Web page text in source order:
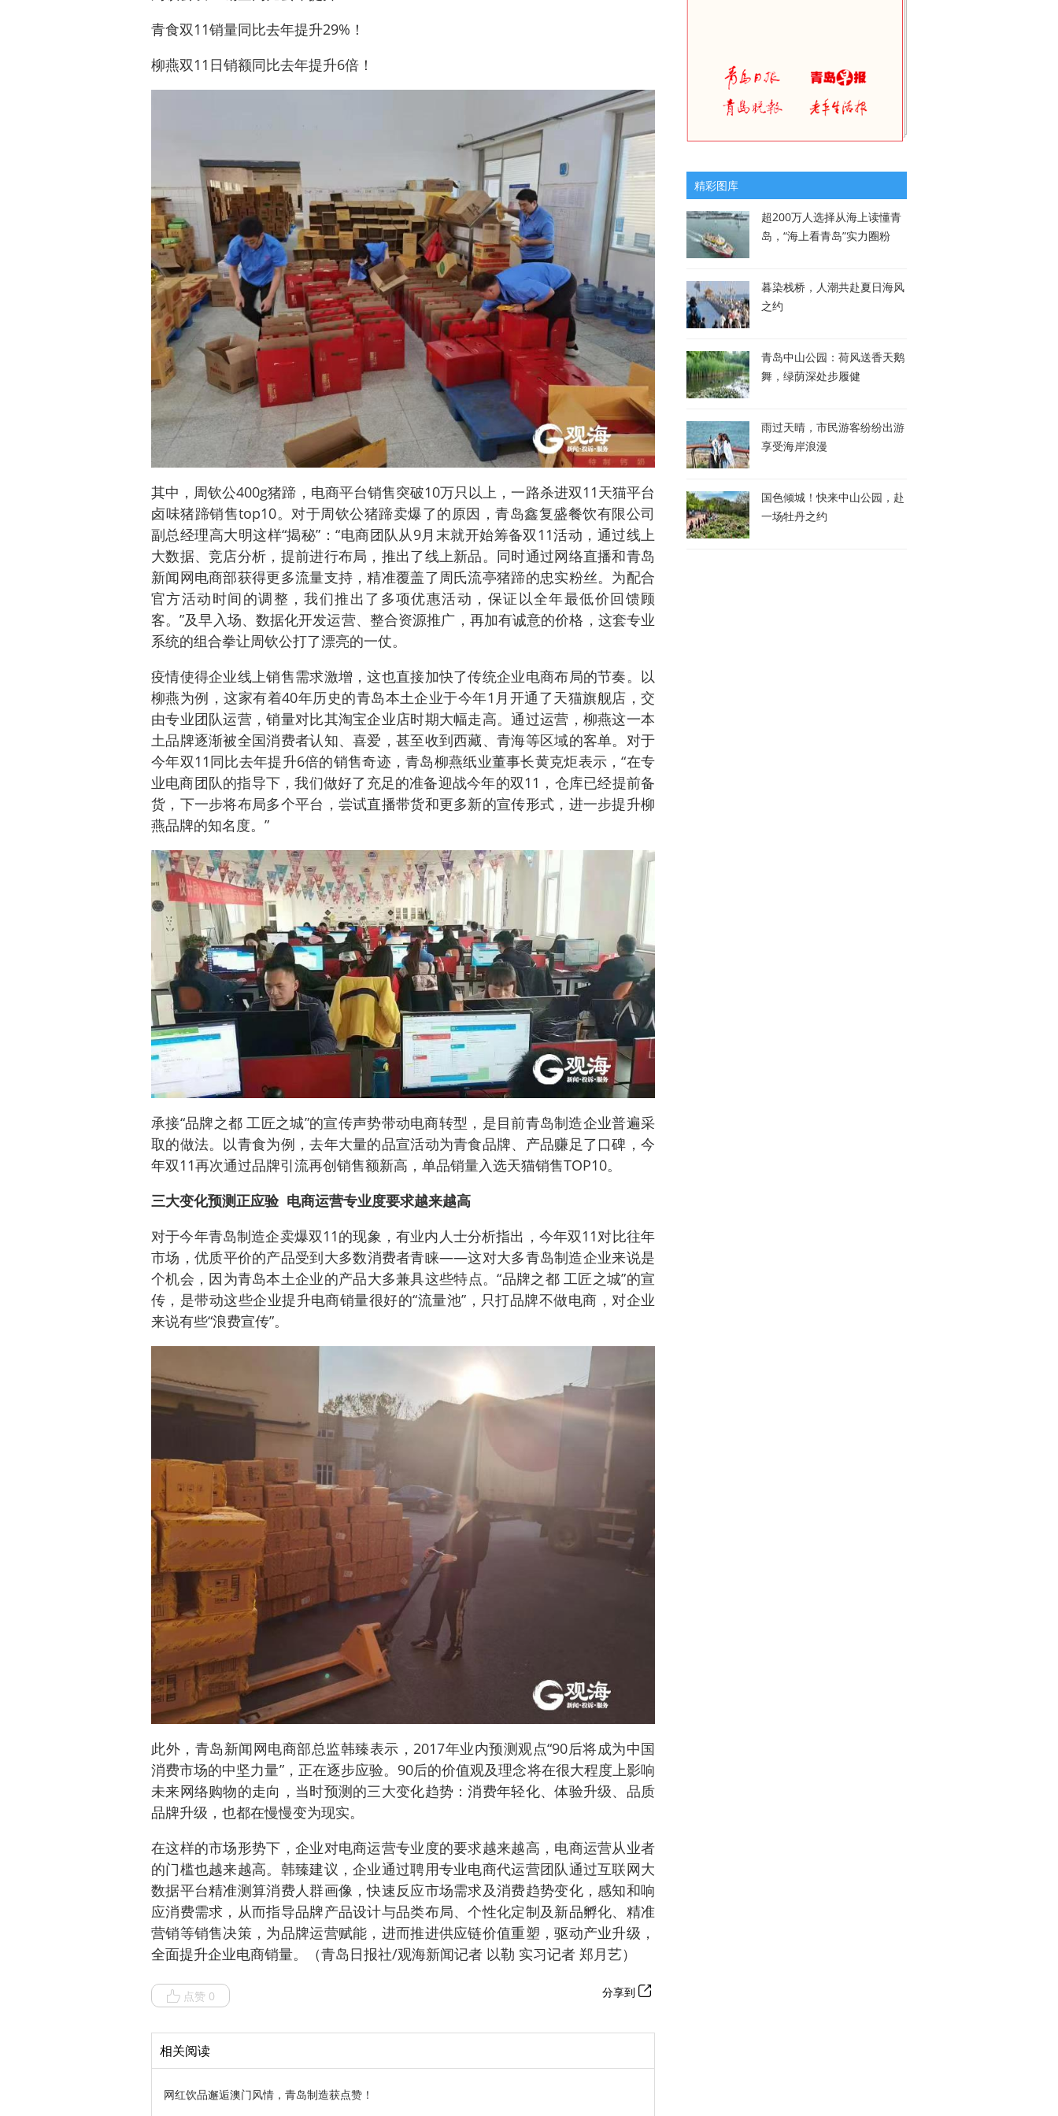
青食双11销量同比去年提升29%！
柳燕双11日销额同比去年提升6倍！
其中，周钦公400g猪蹄，电商平台销售突破10万只以上，一路杀进双11天猫平台
卤味猪蹄销售top10。对于周钦公猪蹄卖爆了的原因，青岛鑫复盛餐饮有限公司
副总经理高大明这样“揭秘”：“电商团队从9月末就开始筹备双11活动，通过线上
大数据、竞店分析，提前进行布局，推出了线上新品。同时通过网络直播和青岛
新闻网电商部获得更多流量支持，精准覆盖了周氏流亭猪蹄的忠实粉丝。为配合
官方活动时间的调整，我们推出了多项优惠活动，保证以全年最低价回馈顾
客。”及早入场、数据化开发运营、整合资源推广，再加有诚意的价格，这套专业
系统的组合拳让周钦公打了漂亮的一仗。
疫情使得企业线上销售需求激增，这也直接加快了传统企业电商布局的节奏。以
柳燕为例，这家有着40年历史的青岛本土企业于今年1月开通了天猫旗舰店，交
由专业团队运营，销量对比其淘宝企业店时期大幅走高。通过运营，柳燕这一本
土品牌逐渐被全国消费者认知、喜爱，甚至收到西藏、青海等区域的客单。对于
今年双11同比去年提升6倍的销售奇迹，青岛柳燕纸业董事长黄克炬表示，“在专
业电商团队的指导下，我们做好了充足的准备迎战今年的双11，仓库已经提前备
货，下一步将布局多个平台，尝试直播带货和更多新的宣传形式，进一步提升柳
燕品牌的知名度。”
承接“品牌之都 工匠之城”的宣传声势带动电商转型，是目前青岛制造企业普遍采
取的做法。以青食为例，去年大量的品宣活动为青食品牌、产品赚足了口碑，今
年双11再次通过品牌引流再创销售额新高，单品销量入选天猫销售TOP10。
三大变化预测正应验 电商运营专业度要求越来越高
对于今年青岛制造企卖爆双11的现象，有业内人士分析指出，今年双11对比往年
市场，优质平价的产品受到大多数消费者青睐——这对大多青岛制造企业来说是
个机会，因为青岛本土企业的产品大多兼具这些特点。“品牌之都 工匠之城”的宣
传，是带动这些企业提升电商销量很好的“流量池”，只打品牌不做电商，对企业
来说有些“浪费宣传”。
此外，青岛新闻网电商部总监韩臻表示，2017年业内预测观点“90后将成为中国
消费市场的中坚力量”，正在逐步应验。90后的价值观及理念将在很大程度上影响
未来网络购物的走向，当时预测的三大变化趋势：消费年轻化、体验升级、品质
品牌升级，也都在慢慢变为现实。
在这样的市场形势下，企业对电商运营专业度的要求越来越高，电商运营从业者
的门槛也越来越高。韩臻建议，企业通过聘用专业电商代运营团队通过互联网大
数据平台精准测算消费人群画像，快速反应市场需求及消费趋势变化，感知和响
应消费需求，从而指导品牌产品设计与品类布局、个性化定制及新品孵化、精准
营销等销售决策，为品牌运营赋能，进而推进供应链价值重塑，驱动产业升级，
全面提升企业电商销量。（青岛日报社/观海新闻记者 以勒 实习记者 郑月艺）
点赞 0 分享到
相关阅读
网红饮品邂逅澳门风情，青岛制造获点赞！
精彩图库
超200万人选择从海上读懂青
岛，“海上看青岛”实力圈粉
暮染栈桥，人潮共赴夏日海风
之约
青岛中山公园：荷风送香天鹅
舞，绿荫深处步履健
雨过天晴，市民游客纷纷出游
享受海岸浪漫
国色倾城！快来中山公园，赴
一场牡丹之约